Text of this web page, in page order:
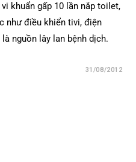
khuẩn gấp 10 lần nắp toilet,
như điều khiển tivi, điện
nguồn lây lan bệnh dịch.
31/08/2012